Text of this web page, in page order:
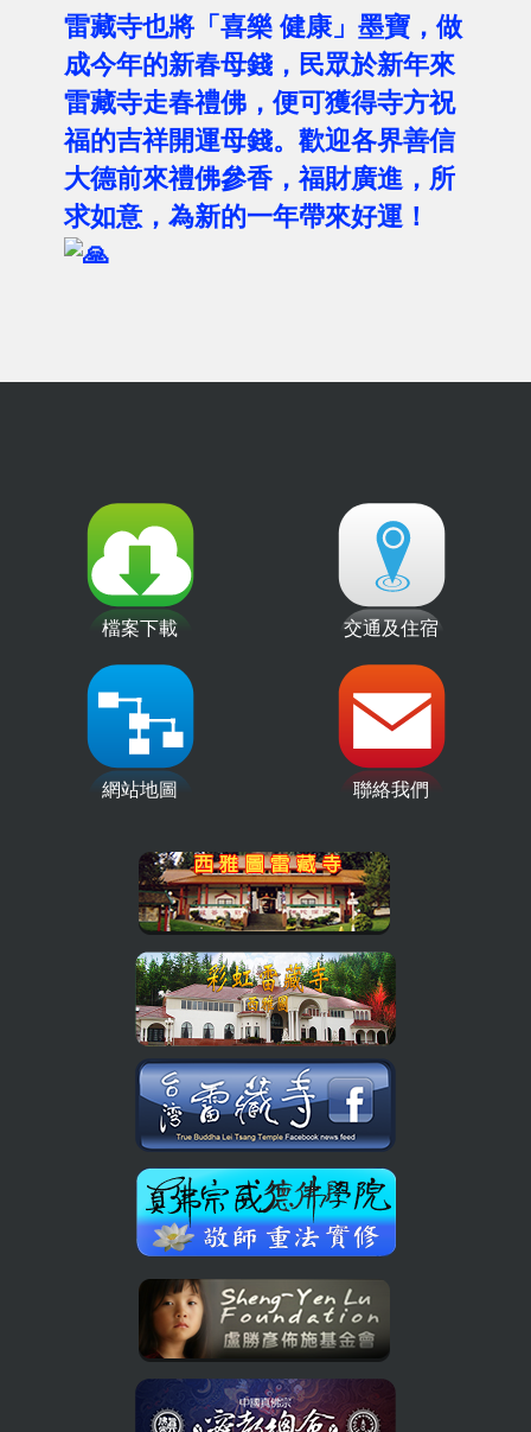
雷藏寺也將「喜樂 健康」墨寶，做
成今年的新春母錢，民眾於新年來
雷藏寺走春禮佛，便可獲得寺方祝
福的吉祥開運母錢。歡迎各界善信
大德前來禮佛參香，福財廣進，所
求如意，為新的一年帶來好運！
檔案下載 交通及住宿
網站地圖 聯絡我們